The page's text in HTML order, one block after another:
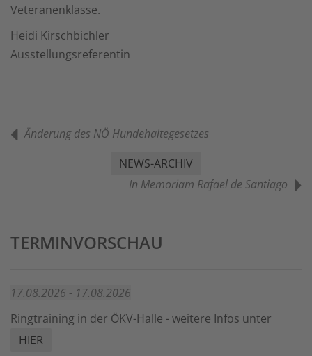
Veteranenklasse.
Heidi Kirschbichler
Ausstellungsreferentin
Änderung des NÖ Hundehaltegesetzes
NEWS-ARCHIV
In Memoriam Rafael de Santiago
TERMINVORSCHAU
17.08.2026 - 17.08.2026
Ringtraining in der ÖKV-Halle - weitere Infos unter
HIER